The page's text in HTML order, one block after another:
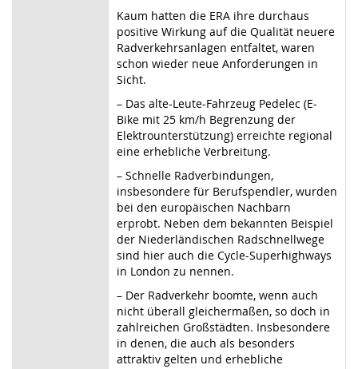
Kaum hatten die ERA ihre durchaus
positive Wirkung auf die Qualität neuere
Radverkehrsanlagen entfaltet, waren
schon wieder neue Anforderungen in
Sicht.
– Das alte-Leute-Fahrzeug Pedelec (E-
Bike mit 25 km/h Begrenzung der
Elektrounterstützung) erreichte regional
eine erhebliche Verbreitung.
– Schnelle Radverbindungen,
insbesondere für Berufspendler, wurden
bei den europäischen Nachbarn
erprobt. Neben dem bekannten Beispiel
der Niederländischen Radschnellwege
sind hier auch die Cycle-Superhighways
in London zu nennen.
– Der Radverkehr boomte, wenn auch
nicht überall gleichermaßen, so doch in
zahlreichen Großstädten. Insbesondere
in denen, die auch als besonders
attraktiv gelten und erhebliche